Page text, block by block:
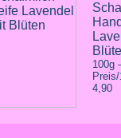
100g
4,90